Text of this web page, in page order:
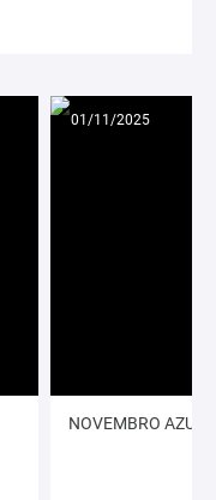
01/11/2025
NOVEMBRO AZUL